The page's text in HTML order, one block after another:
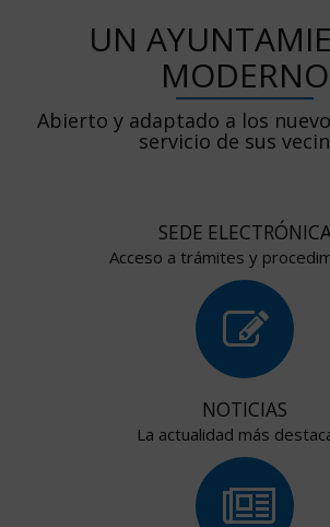
UN
MODERNO
Abierto y adaptado a los
servicio de sus
SEDE
Acceso a trámites y
NOTICIAS
La actualidad más